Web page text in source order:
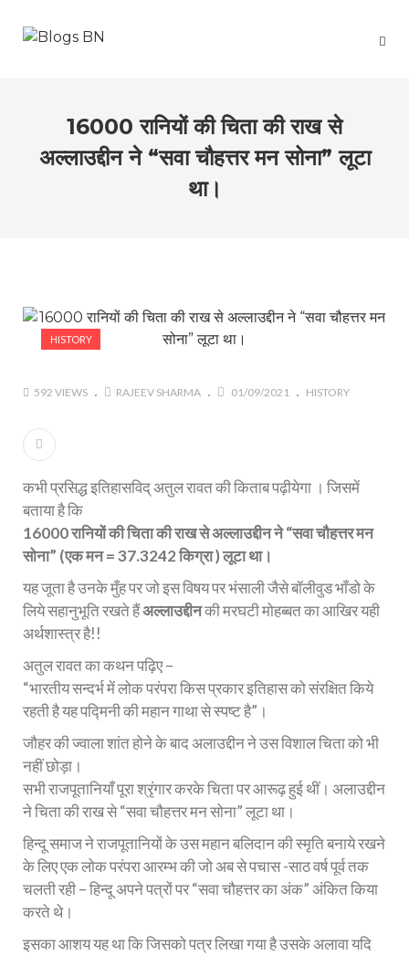
16000 रानियों की चिता की राख से
अल्लाउद्दीन ने “सवा चौहत्तर मन सोना” लूटा
था।
HISTORY
592 VIEWS RAJEEV SHARMA 01/09/2021 HISTORY
कभी प्रसिद्ध इतिहासविद् अतुल रावत की किताब पढ़ीयेगा । जिसमें
बताया है कि
16000 रानियों की चिता की राख से अल्लाउद्दीन ने“सवा चौहत्तर मन
सोना” (एक मन = 37.3242 किग्रा ) लूटा था।
यह जूता है उनके मुँह पर जो इस विषय पर भंसाली जैसे बॉलीवुड भाँडो के
लिये सहानुभूति रखते हैंअल्लाउद्दीनकी मरघटी मोहब्बत का आखिर यही
अर्थशास्त्र है!!
अतुल रावत का कथन पढ़िए –
“भारतीय सन्दर्भ में लोक परंपरा किस प्रकार इतिहास को संरक्षित किये
रहती है यह पद्मिनी की महान गाथा से स्पष्ट है”।
जौहर की ज्वाला शांत होने के बाद अलाउद्दीन ने उस विशाल चिता को भी
नहीं छोड़ा।
सभी राजपूतानियाँ पूरा श्रृंगार करके चिता पर आरूढ़ हुई थीं। अलाउद्दीन
ने चिता की राख से “सवा चौहत्तर मन सोना” लूटा था।
हिन्दू समाज ने राजपूतानियों के उस महान बलिदान की स्मृति बनाये रखने
के लिए एक लोक परंपरा आरम्भ की जो अब से पचास -साठ वर्ष पूर्व तक
चलती रही – हिन्दू अपने पत्रों पर “सवा चौहत्तर का अंक” अंकित किया
करते थे।
इसका आशय यह था कि जिसको पत्र लिखा गया है उसके अलावा यदि